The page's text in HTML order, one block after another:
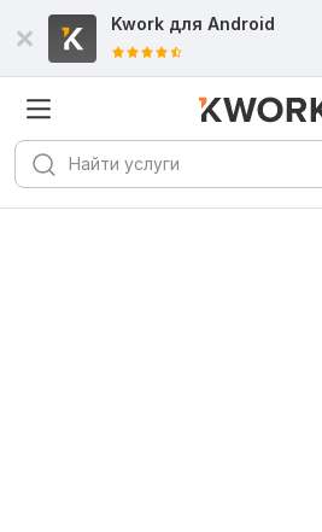
Kwork для Android